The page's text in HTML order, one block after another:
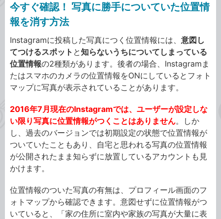
今すぐ確認！ 写真に勝手についていた位置情
報を消す方法
Instagramに投稿した写真につく位置情報には、 意図し
てつけるスポット と知らないうちについてしまっている
位置情報の2種類があります。後者の場合、Instagramま
たはスマホのカメラの位置情報をONにしているとフォト
マップに写真が表示されていることがあります。
2016年7月現在のInstagramでは、ユーザーが設定しな
い限り写真に位置情報がつくことはありません。しか
し、過去のバージョンでは初期設定の状態で位置情報が
ついていたこともあり、自宅と思われる写真の位置情報
が公開されたまま知らずに放置しているアカウントも見
かけます。
位置情報のついた写真の有無は、プロフィール画面のフ
ォトマップから確認できます。意図せずに位置情報がつ
いていると、「家の住所に室内や家族の写真が大量に表